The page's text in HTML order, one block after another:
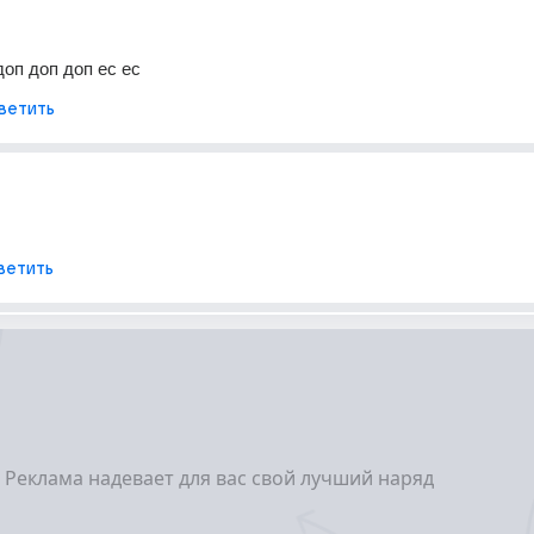
доп доп ес ес